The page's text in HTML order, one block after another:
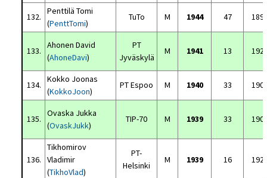
132.
Penttilä Tomi
(PenttTomi)
TuTo M 1944 47
133.
Ahonen David
(AhoneDavi)
PT
Jyväskylä
M 1941 13
134.
Kokko Joonas
(KokkoJoon)
PT Espoo M 1940 33
135.
Ovaska Jukka
(OvaskJukk)
TIP-70 M 1939 33
136.
Tikhomirov
Vladimir
(TikhoVlad)
PT-
Helsinki
M 1939 16